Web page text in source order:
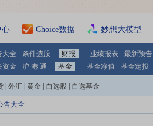
心 Choice数据 妙想大模型
大全 条件选股 财报 业绩报表 最新预告
资金 沪 港 通 基金 基金净值 基金定投
外汇 黄金 自选股 自选基金
告大全